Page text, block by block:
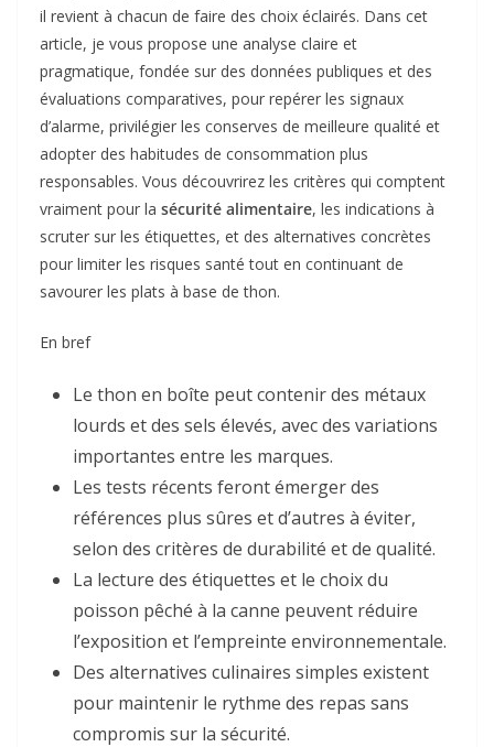
il revient à chacun de faire des choix éclairés. Dans cet
article, je vous propose une analyse claire et
pragmatique, fondée sur des données publiques et des
évaluations comparatives, pour repérer les signaux
d’alarme, privilégier les conserves de meilleure qualité et
adopter des habitudes de consommation plus
responsables. Vous découvrirez les critères qui comptent
vraiment pour la sécurité alimentaire, les indications à
scruter sur les étiquettes, et des alternatives concrètes
pour limiter les risques santé tout en continuant de
savourer les plats à base de thon.
En bref
Le thon en boîte peut contenir des métaux
lourds et des sels élevés, avec des variations
importantes entre les marques.
Les tests récents feront émerger des
références plus sûres et d’autres à éviter,
selon des critères de durabilité et de qualité.
La lecture des étiquettes et le choix du
poisson pêché à la canne peuvent réduire
l’exposition et l’empreinte environnementale.
Des alternatives culinaires simples existent
pour maintenir le rythme des repas sans
compromis sur la sécurité.